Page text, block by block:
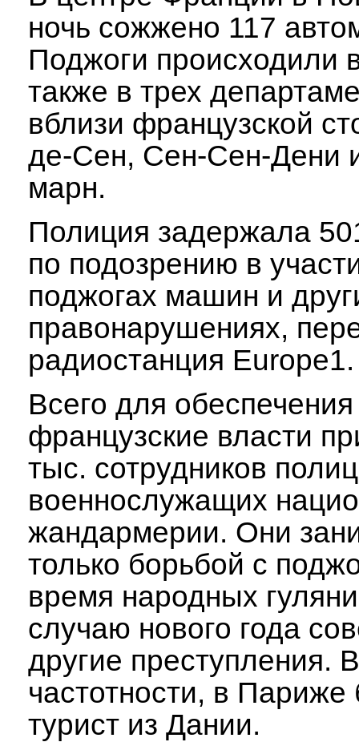
ночь сожжено 117
Поджоги происходили
также в трех
вблизи французской
де-Сен, Сен-Сен-Дени
марн.
Полиция задержала
по подозрению в
поджогах машин и
правонарушениях,
радиостанция Europe1.
Всего для
французские власти
тыс. сотрудников
военнослужащих
жандармерии. Они
только борьбой с
время народных
случаю нового года
другие преступления. В
частотности, в Париже
турист из Дании.